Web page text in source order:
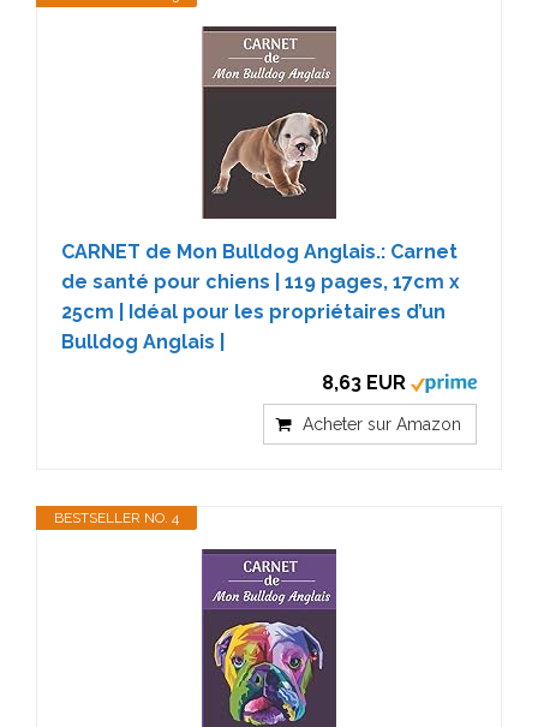
CARNET de Mon Bulldog Anglais.: Carnet
de santé pour chiens | 119 pages, 17cm x
25cm | Idéal pour les propriétaires d’un
Bulldog Anglais |
8,63 EUR
Acheter sur Amazon
BESTSELLER NO. 4